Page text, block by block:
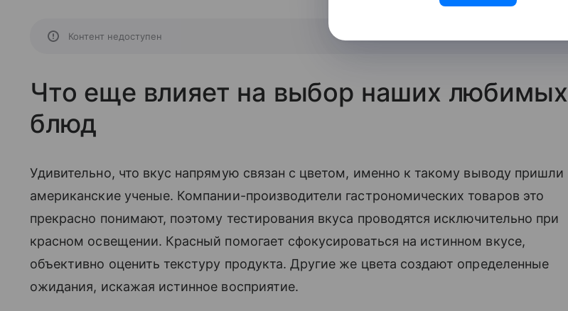
Контент недоступен
Что еще влияет на выбор наших любимых
блюд
Удивительно, что вкус напрямую связан с цветом, именно к такому выводу пришли
американские ученые. Компании-производители гастрономических товаров это
прекрасно понимают, поэтому тестирования вкуса проводятся исключительно при
красном освещении. Красный помогает сфокусироваться на истинном вкусе,
объективно оценить текстуру продукта. Другие же цвета создают определенные
ожидания, искажая истинное восприятие.